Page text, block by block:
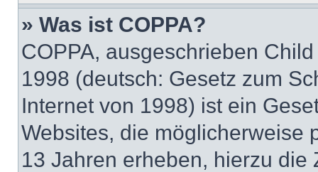
» Was ist COPPA?
COPPA, ausgeschrieben
1998 (deutsch: Gesetz zum
Internet von 1998) ist ein
Websites, die möglicherweise
13 Jahren erheben, hierzu die